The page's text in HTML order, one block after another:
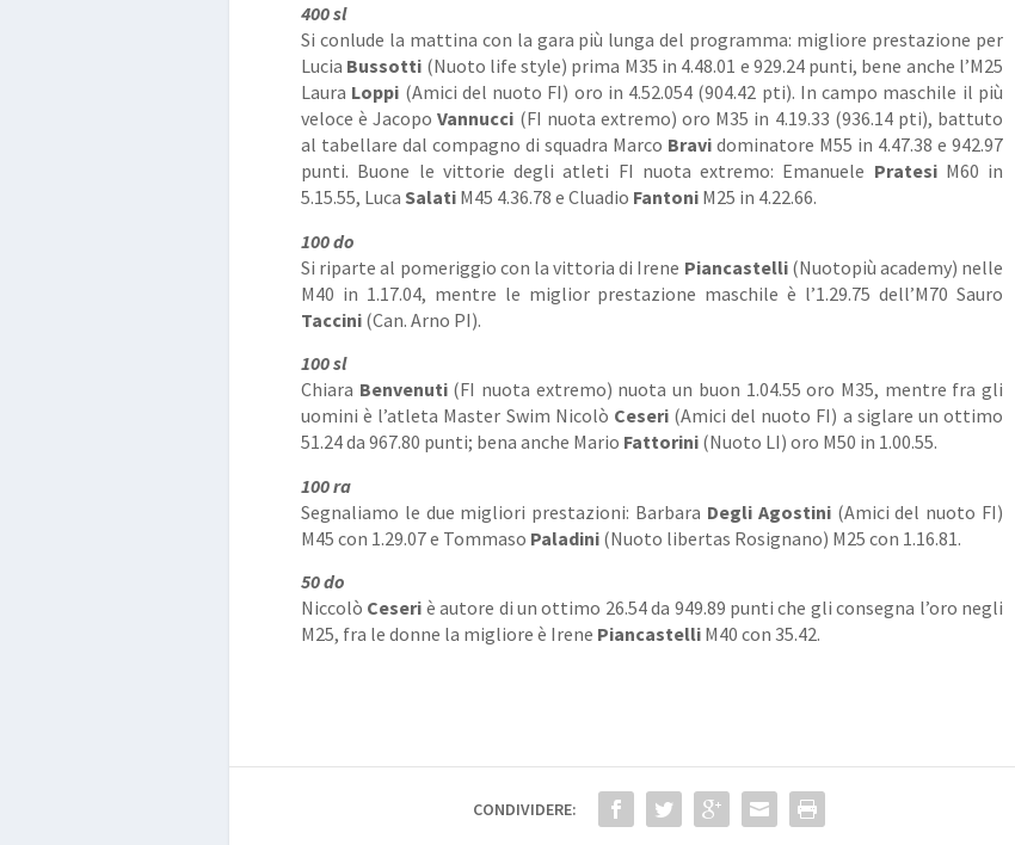
400 sl
Si conlude la mattina con la gara più lunga del programma: migliore prestazione per
Lucia Bussotti (Nuoto life style) prima M35 in 4.48.01 e 929.24 punti, bene anche l’M25
Laura Loppi (Amici del nuoto FI) oro in 4.52.054 (904.42 pti). In campo maschile il più
veloce è JacopoVannucci (FI nuota extremo) oro M35 in 4.19.33 (936.14 pti), battuto
al tabellare dal compagno di squadra Marco Bravi dominatore M55 in 4.47.38 e 942.97
punti. Buone le vittorie degli atleti FI nuota extremo: Emanuele PratesiM60 in
5.15.55, Luca Salati M45 4.36.78 e Cluadio Fantoni M25 in 4.22.66.
100 do
Si riparte al pomeriggio con la vittoria di Irene Piancastelli(Nuotopiù academy) nelle
M40 in 1.17.04, mentre le miglior prestazione maschile è l’1.29.75 dell’M70 Sauro
Taccini (Can. Arno PI).
100 sl
Chiara Benvenuti(FI nuota extremo) nuota un buon 1.04.55 oro M35, mentre fra gli
uomini è l’atleta Master Swim Nicolò Ceseri(Amici del nuoto FI) a siglare un ottimo
51.24 da 967.80 punti; bena anche Mario Fattorini (Nuoto LI) oro M50 in 1.00.55.
100 ra
Segnaliamo le due migliori prestazioni: Barbara Degli Agostini(Amici del nuoto FI)
M45 con 1.29.07 e Tommaso Paladini (Nuoto libertas Rosignano) M25 con 1.16.81.
50 do
Niccolò Ceseri è autore di un ottimo 26.54 da 949.89 punti che gli consegna l’oro negli
M25, fra le donne la migliore è Irene Piancastelli M40 con 35.42.
CONDIVIDERE: